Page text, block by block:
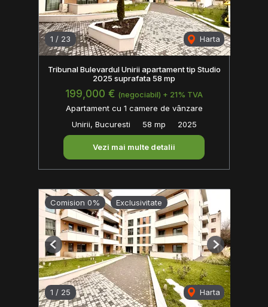
1 / 23 Harta
Tribunal Bulevardul Unirii apartament tip Studio
2025 suprafata 58 mp
199,000 € (negociabil) + 21% TVA
Apartament cu 1 camere de vânzare
Unirii, Bucuresti
58 mp 2025
Vezi mai multe detalii
Comision 0% Exclusivitate
1 / 25 Harta
Previous Next